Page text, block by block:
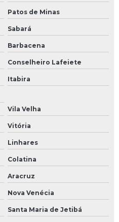
Patos de Minas
Sabará
Barbacena
Conselheiro Lafeiete
Itabira
Vila Velha
Vitória
Linhares
Colatina
Aracruz
Nova Venécia
Santa Maria de Jetibá